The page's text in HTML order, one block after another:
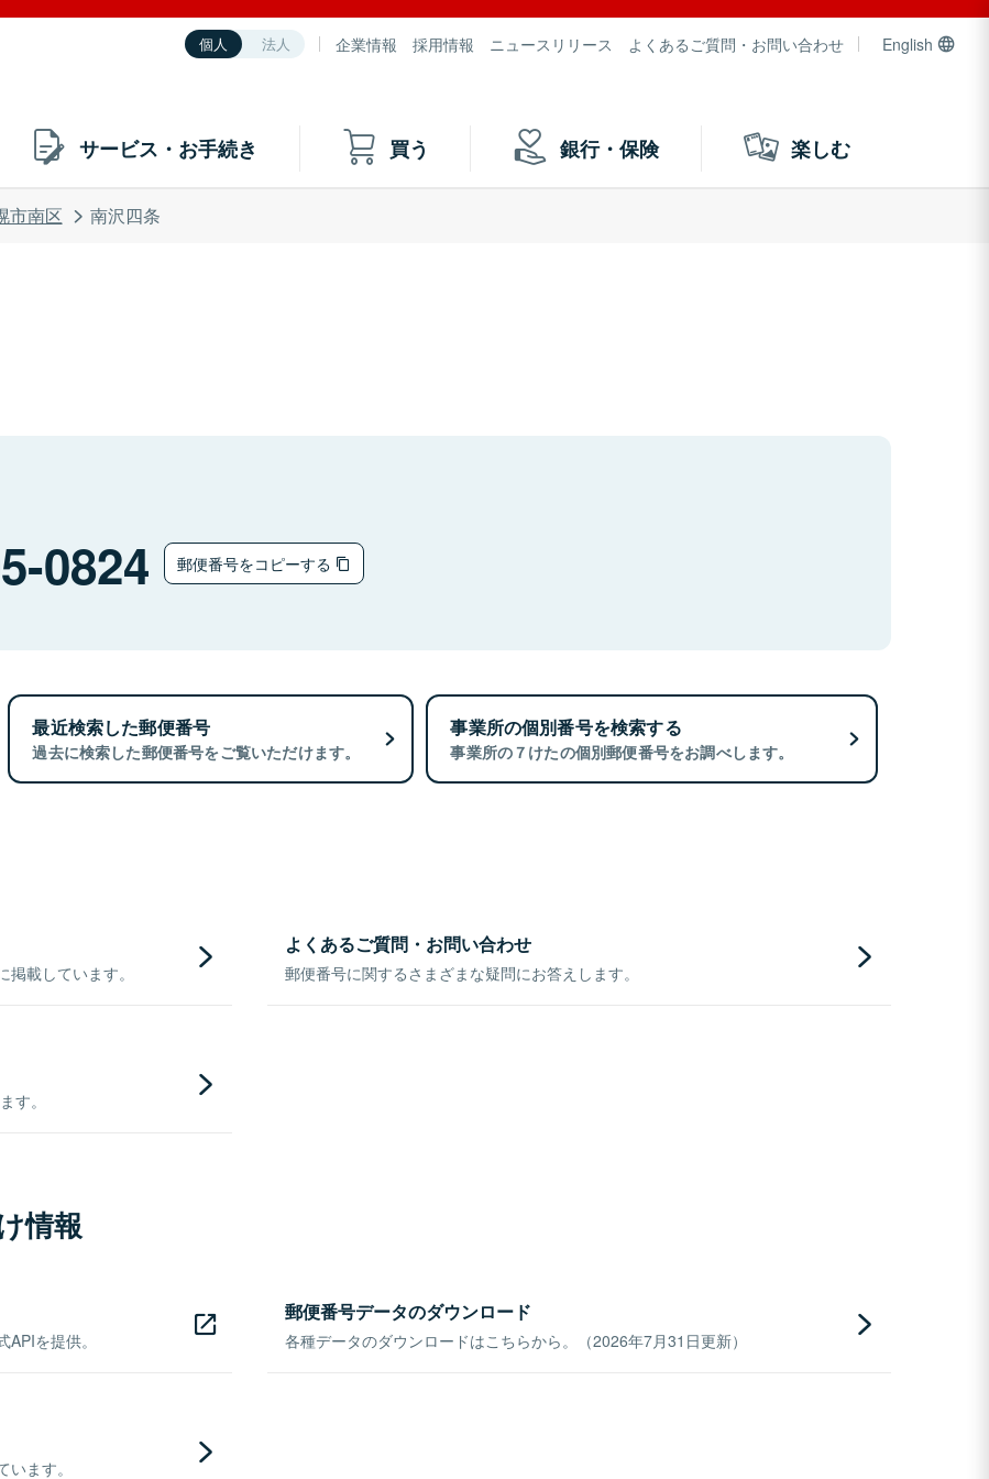
個人 法人 企業情報 採用情報 ニュースリリース よくあるご質問・お問い合わせ English
サービス・お手続き 買う 銀行・保険 楽しむ
市南区 南沢四条
0824 郵便番号をコピーする
最近検索した郵便番号
過去に検索した郵便番号をご覧いただけます。
事業所の個別番号を検索する
事業所の７けたの個別郵便番号をお調べします。
載しています。
よくあるご質問・お問い合わせ
郵便番号に関するさまざまな疑問にお答えします。
す。
情報
を提供。
郵便番号データのダウンロード
各種データのダウンロードはこちらから。（2026年7月31日更新）
ます。